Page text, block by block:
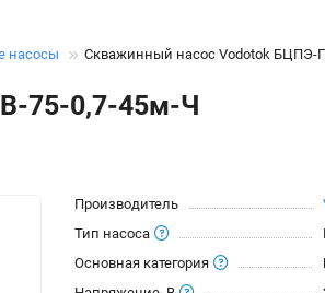
насосы Скважинный насос Vodotok БЦПЭ-
75-0,7-45м-Ч
Производитель
Тип насоса
Основная категория